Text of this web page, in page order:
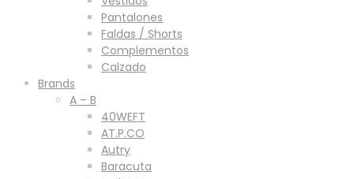
Pantalones
Faldas / Shorts
Complementos
Calzado
Brands
A – B
40WEFT
AT.P.CO
Autry
Baracuta